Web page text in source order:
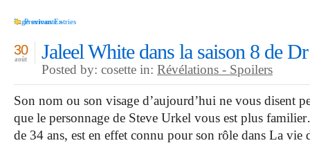
Previous Entries
Page suivante »
Jaleel White dans la saison 8 de
30
août
Posted by: cosette in: Révélations - Spoilers
Son nom ou son visage d’aujourd’hui ne vous disent
que le personnage de Steve Urkel vous est plus
de 34 ans, est en effet connu pour son rôle dans La vie